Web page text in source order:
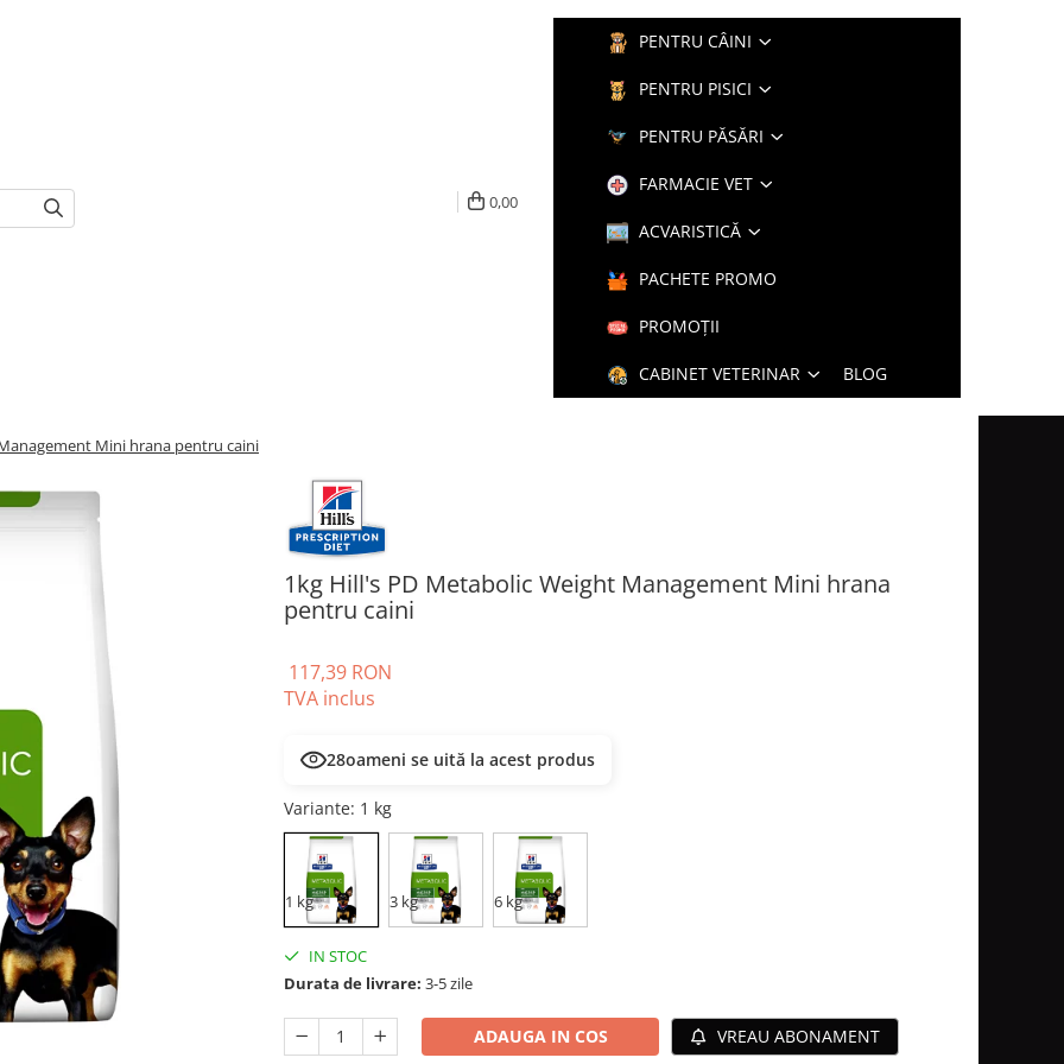
0,00
PENTRU CÂINI
PENTRU PISICI
PENTRU PĂSĂRI
FARMACIE VET
ACVARISTICĂ
PACHETE PROMO
PROMOȚII
CABINET VETERINAR BLOG
Mini hrana pentru caini
1kg Hill's PD Metabolic Weight Management Mini hrana
pentru caini
117,39 RON
TVA inclus
28oameni se uită la acest produs
Variante: 1 kg
1 kg 3 kg 6 kg
IN STOC
Durata de livrare: 3-5 zile
ADAUGA IN COS VREAU ABONAMENT